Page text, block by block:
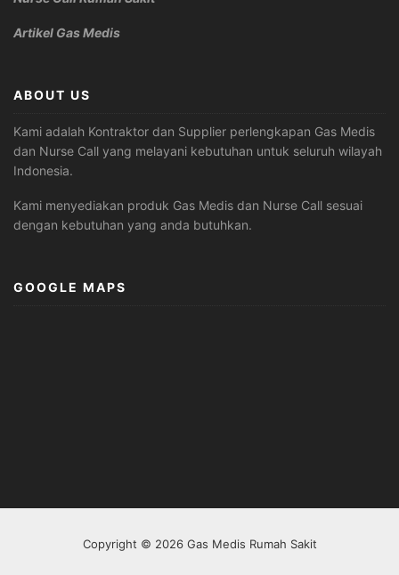
Artikel Gas Medis
ABOUT US
Kami adalah Kontraktor dan Supplier perlengkapan Gas Medis
dan Nurse Call yang melayani kebutuhan untuk seluruh wilayah
Indonesia.
Kami menyediakan produk Gas Medis dan Nurse Call sesuai
dengan kebutuhan yang anda butuhkan.
GOOGLE MAPS
Copyright © 2026 Gas Medis Rumah Sakit